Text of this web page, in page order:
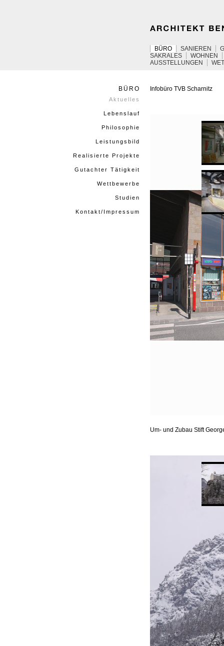
BÜRO SANIEREN
SAKRALES
WOHNEN
AUSSTELLUNGEN
BÜRO
Aktuelles
Lebenslauf
Philosophie
Leistungsbild
Realisierte Projekte
Gutachter Tätigkeit
Wettbewerbe
Studien
Kontakt/Impressum
Infobüro TVB Scharnitz
Um- und Zubau Stift